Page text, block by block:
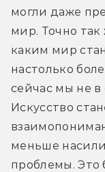
могли даже
мир. Точно
каким мир
настолько
сейчас мы не в
Искусство
меньше
проблемы. Это